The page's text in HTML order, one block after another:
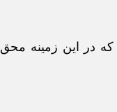
در این زمینه محق